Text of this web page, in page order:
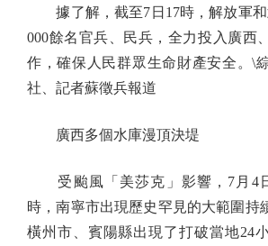
據了解，截至7日17時，解放軍和
000餘名官兵、民兵，全力投入廣西
作，確保人民群眾生命財產安全。\
社、記者蘇徵兵報道
廣西多個水庫漫頂決堤
受颱風「美莎克」影響，7月4
時，南寧市出現歷史罕見的大範圍持
橫州市、賓陽縣出現了打破當地24